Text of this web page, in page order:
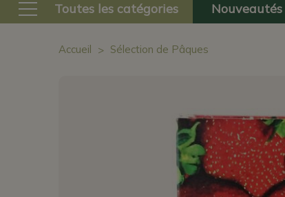
Toutes les catégories Nouveautés
Accueil Sélection de Pâques